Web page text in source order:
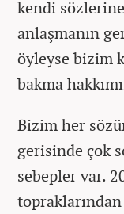
kendi
anlaşmanın
öyleyse bizim
bakma
Bizim her
gerisinde çok
sebepler var.